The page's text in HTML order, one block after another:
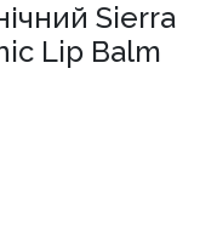
Sierra
Lip Balm